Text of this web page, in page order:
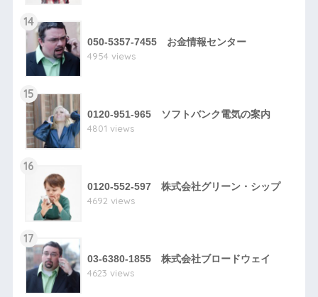
14
050-5357-7455 お金情報センター
4954 views
15
0120-951-965 ソフトバンク電気の案内
4801 views
16
0120-552-597 株式会社グリーン・シップ
4692 views
17
03-6380-1855 株式会社ブロードウェイ
4623 views